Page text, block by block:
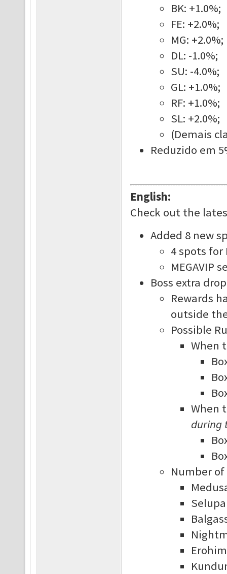
BK: +1.0%;
FE: +2.0%;
MG: +2.0%;
DL: -1.0%;
SU: -4.0%;
GL: +1.0%;
RF: +1.0%;
SL: +2.0%;
(Demais
Reduzido em
English:
Check out the
Added 8 new
4 spots for
MEGAVIP
Boss extra
Rewards
outside
Possible
When
When
during
Number